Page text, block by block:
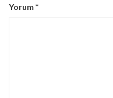
Yorum*